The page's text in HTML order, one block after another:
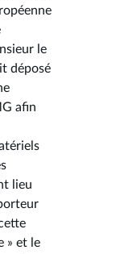
le
déposé
afin
lieu
» et le